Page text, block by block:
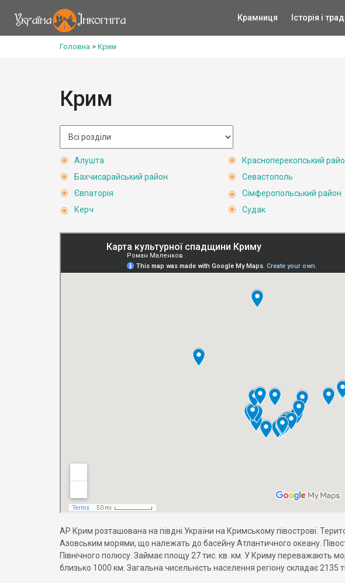
Крамниця Історія і
Головна > Крим
Крим
Алушта
Бахчисарайський район
Євпаторія
Керч
Красноперекопський
Севастополь
Сімферопольський район
Судак
АР Крим розташована на півдні України на Кримському півострові.
Азовським морями, що належать до басейну Атлантичного океану.
Північного полюсу. Займає площу 27 тис. кв. км. У Криму переважають
близько 1000 км. Загальна чисельність населення регіону складає 2135